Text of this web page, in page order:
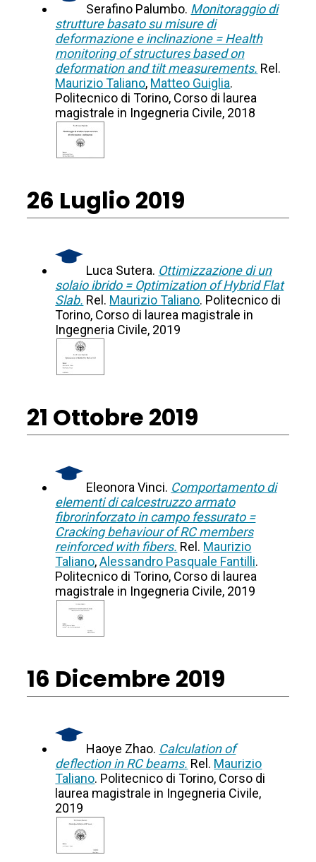
Serafino Palumbo. Monitoraggio di
strutture basato su misure di
deformazione e inclinazione = Health
monitoring of structures based on
deformation and tilt measurements. Rel.
Maurizio Taliano, Matteo Guiglia.
Politecnico di Torino, Corso di laurea
magistrale in Ingegneria Civile, 2018
26 Luglio 2019
Luca Sutera. Ottimizzazione di un
solaio ibrido = Optimization of Hybrid Flat
Slab. Rel. Maurizio Taliano. Politecnico di
Torino, Corso di laurea magistrale in
Ingegneria Civile, 2019
21 Ottobre 2019
Eleonora Vinci. Comportamento di
elementi di calcestruzzo armato
fibrorinforzato in campo fessurato =
Cracking behaviour of RC members
reinforced with fibers. Rel. Maurizio
Taliano,Alessandro Pasquale Fantilli.
Politecnico di Torino, Corso di laurea
magistrale in Ingegneria Civile, 2019
16 Dicembre 2019
Haoye Zhao. Calculation of
deflection in RC beams. Rel. Maurizio
Taliano. Politecnico di Torino, Corso di
laurea magistrale in Ingegneria Civile,
2019